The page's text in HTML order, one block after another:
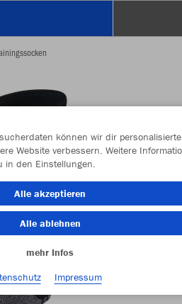
können wir dir personalisierte
Website verbessern. Weitere
in den Einstellungen.
Alle akzeptieren
Alle ablehnen
mehr Infos
Impressum